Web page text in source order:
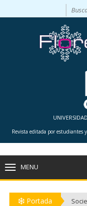
Revista editada por estudiantes
MENU
Portada